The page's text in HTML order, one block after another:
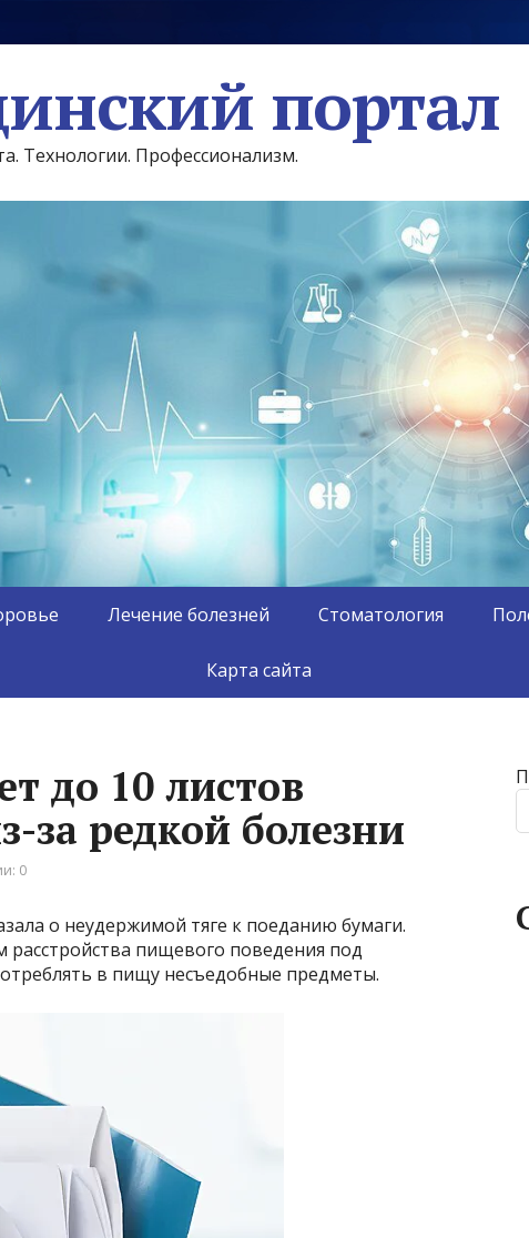
портал
Технологии. Профессионализм.
Лечение болезней Стоматология
Карта сайта
до 10 листов
за редкой болезни
0
о неудержимой тяге к поеданию бумаги.
расстройства пищевого поведения под
в пищу несъедобные предметы.